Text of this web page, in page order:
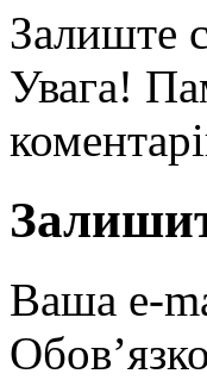
Залиште
Увага!
Ваша e-